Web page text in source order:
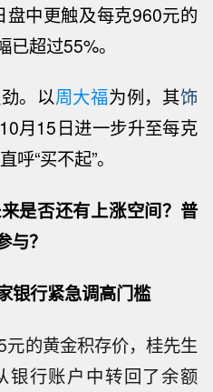
中更触及每克960元的
超过55%。
。以周大福为例，其饰
月15日进一步升至每克
呼“买不起”。
是否还有上涨空间？普
？
银行紧急调高门槛
的黄金积存价，桂先生
银行账户中转回了余额